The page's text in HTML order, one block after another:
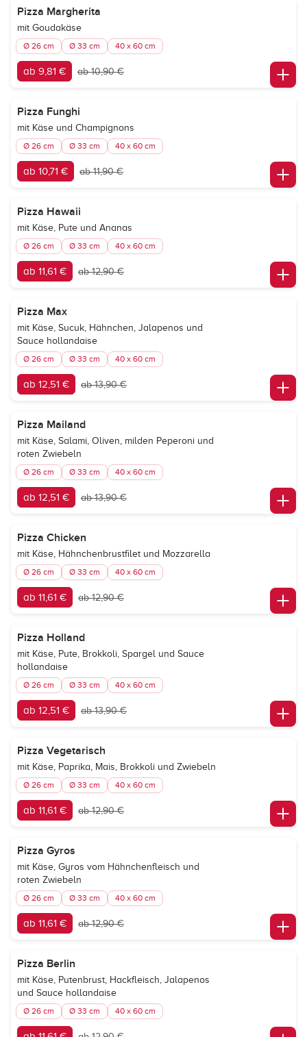
Pizza Margherita
mit Goudakäse
Ø 26 cm Ø 33 cm 40 x 60 cm
ab 9,81 € ab 10,90 €
Pizza Funghi
mit Käse und Champignons
Ø 26 cm Ø 33 cm 40 x 60 cm
ab 10,71 € ab 11,90 €
Pizza Hawaii
mit Käse, Pute und Ananas
Ø 26 cm Ø 33 cm 40 x 60 cm
ab 11,61 € ab 12,90 €
Pizza Max
mit Käse, Sucuk, Hähnchen, Jalapenos und
Sauce hollandaise
Ø 26 cm Ø 33 cm 40 x 60 cm
ab 12,51 € ab 13,90 €
Pizza Mailand
mit Käse, Salami, Oliven, milden Peperoni und
roten Zwiebeln
Ø 26 cm Ø 33 cm 40 x 60 cm
ab 12,51 € ab 13,90 €
Pizza Chicken
mit Käse, Hähnchenbrustfilet und Mozzarella
Ø 26 cm Ø 33 cm 40 x 60 cm
ab 11,61 € ab 12,90 €
Pizza Holland
mit Käse, Pute, Brokkoli, Spargel und Sauce
hollandaise
Ø 26 cm Ø 33 cm 40 x 60 cm
ab 12,51 € ab 13,90 €
Pizza Vegetarisch
mit Käse, Paprika, Mais, Brokkoli und Zwiebeln
Ø 26 cm Ø 33 cm 40 x 60 cm
ab 11,61 € ab 12,90 €
Pizza Gyros
mit Käse, Gyros vom Hähnchenfleisch und
roten Zwiebeln
Ø 26 cm Ø 33 cm 40 x 60 cm
ab 11,61 € ab 12,90 €
Pizza Berlin
mit Käse, Putenbrust, Hackfleisch, Jalapenos
und Sauce hollandaise
Ø 26 cm Ø 33 cm 40 x 60 cm